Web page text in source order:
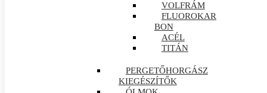
VOLFRÁM
FLUOROKAR
BON
ACÉL
TITÁN
PERGETŐHORGÁSZ
KIEGÉSZÍTŐK